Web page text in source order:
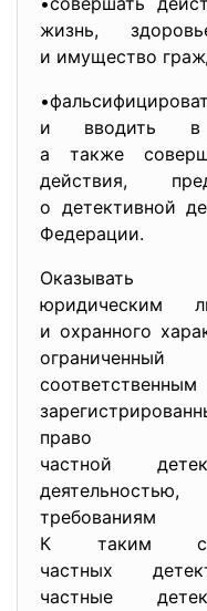
жизнь,
и имущество
и вводить в
а также
действия,
о детективной
Федерации.
юридическим
и охранного
право
частной
К таким
частных
частные